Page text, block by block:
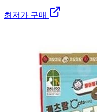
최저가 구매